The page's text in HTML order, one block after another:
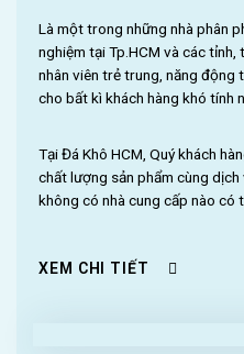
Là một trong những nhà phân
nghiệm tại Tp.HCM và các
nhân viên trẻ trung, năng động
cho bất kì khách hàng khó tính
Tại Đá Khô HCM, Quý khách
chất lượng sản phẩm cùng
không có nhà cung cấp nào có
XEM CHI TIẾT